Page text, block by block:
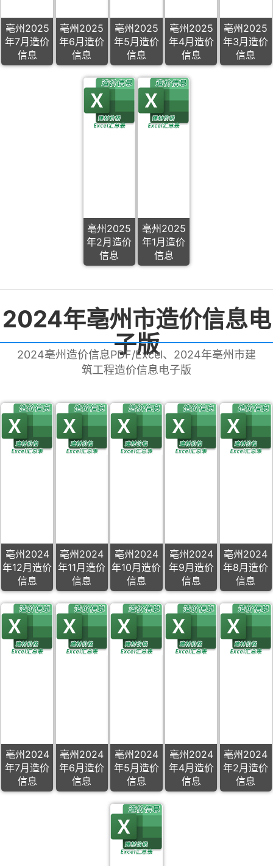
亳州2025
年7月造价
信息
亳州2025
年6月造价
信息
亳州2025
年5月造价
信息
亳州2025
年4月造价
信息
亳州2025
年3月造价
信息
亳州2025
年2月造价
信息
亳州2025
年1月造价
信息
2024年亳州市造价信息电
子版
2024亳州造价信息PDF/Excel、2024年亳州市建
筑工程造价信息电子版
亳州2024
年12月造价
信息
亳州2024
年11月造价
信息
亳州2024
年10月造价
信息
亳州2024
年9月造价
信息
亳州2024
年8月造价
信息
亳州2024
年7月造价
信息
亳州2024
年6月造价
信息
亳州2024
年5月造价
信息
亳州2024
年4月造价
信息
亳州2024
年2月造价
信息